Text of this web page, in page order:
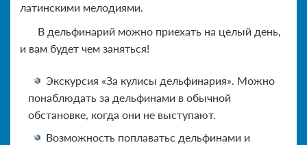
латинскими мелодиями.
В дельфинарий можно приехать на целый день,
и вам будет чем заняться!
Экскурсия «За кулисы дельфинария». Можно
понаблюдать за дельфинами в обычной
обстановке, когда они не выступают.
Возможность поплаватьс дельфинами и